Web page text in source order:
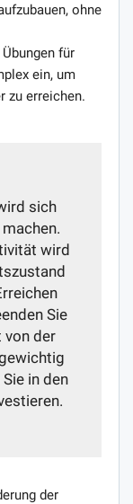
ohne
für
ein, um
zu erreichen.
sich
wird
Sie
von der
in den
der